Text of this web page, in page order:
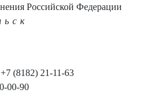
Российской Федерации
(8182) 21-11-63
00-90